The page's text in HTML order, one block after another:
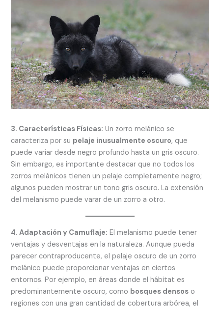
3. Características Físicas: Un zorro melánico se
caracteriza por su pelaje inusualmente oscuro, que
puede variar desde negro profundo hasta un gris oscuro.
Sin embargo, es importante destacar que no todos los
zorros melánicos tienen un pelaje completamente negro;
algunos pueden mostrar un tono gris oscuro. La extensión
del melanismo puede varar de un zorro a otro.
4. Adaptación y Camuflaje: El melanismo puede tener
ventajas y desventajas en la naturaleza. Aunque pueda
parecer contraproducente, el pelaje oscuro de un zorro
melánico puede proporcionar ventajas en ciertos
entornos. Por ejemplo, en áreas donde el hábitat es
predominantemente oscuro, como bosques densos o
regiones con una gran cantidad de cobertura arbórea, el